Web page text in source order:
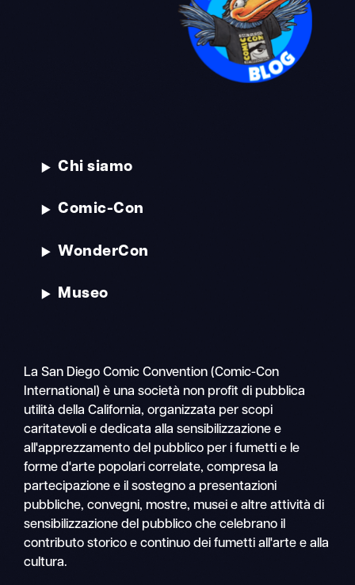
Chi siamo
Comic-Con
WonderCon
Museo
La San Diego Comic Convention (Comic-Con
International) è una società non profit di pubblica
utilità della California, organizzata per scopi
caritatevoli e dedicata alla sensibilizzazione e
all'apprezzamento del pubblico per i fumetti e le
forme d'arte popolari correlate, compresa la
partecipazione e il sostegno a presentazioni
pubbliche, convegni, mostre, musei e altre attività di
sensibilizzazione del pubblico che celebrano il
contributo storico e continuo dei fumetti all'arte e alla
cultura.